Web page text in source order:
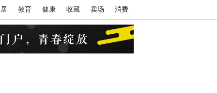
教育 健康 收藏 卖场 消费